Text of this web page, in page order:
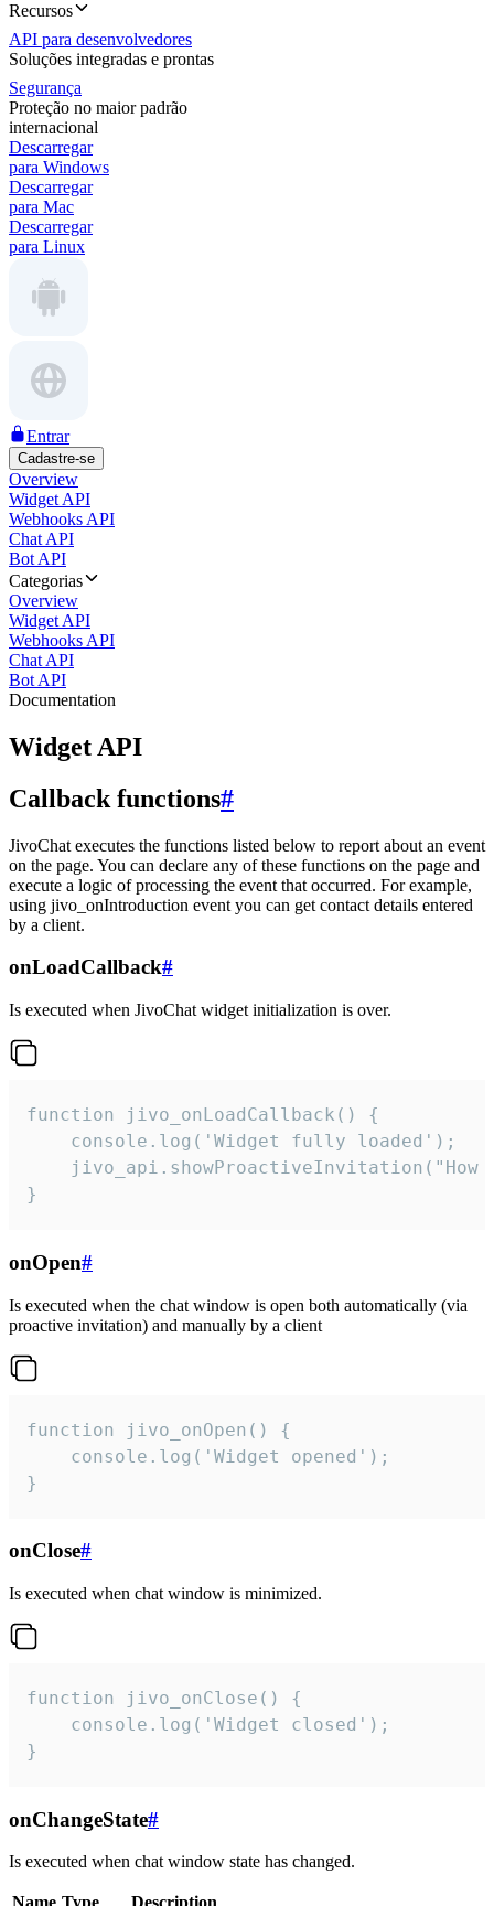
Recursos
API para desenvolvedores
Soluções integradas e prontas
Segurança
Proteção no maior padrão
internacional
Descarregar
para Windows
Descarregar
para Mac
Descarregar
para Linux
Entrar
Cadastre-se
Overview
Widget API
Webhooks API
Chat API
Bot API
Categorias
Overview
Widget API
Webhooks API
Chat API
Bot API
Documentation
Widget API
Callback functions#
JivoChat executes the functions listed below to report about an event
on the page. You can declare any of these functions on the page and
execute a logic of processing the event that occurred. For example,
using jivo_onIntroduction event you can get contact details entered
by a client.
onLoadCallback#
Is executed when JivoChat widget initialization is over.
function jivo_onLoadCallback() {
    console.log('Widget fully loaded');
jivo_api.showProactiveInvitation("How
}
onOpen#
Is executed when the chat window is open both automatically (via
proactive invitation) and manually by a client
function jivo_onOpen() {
    console.log('Widget opened');
}
onClose#
Is executed when chat window is minimized.
function jivo_onClose() {
    console.log('Widget closed');
}
onChangeState#
Is executed when chat window state has changed.